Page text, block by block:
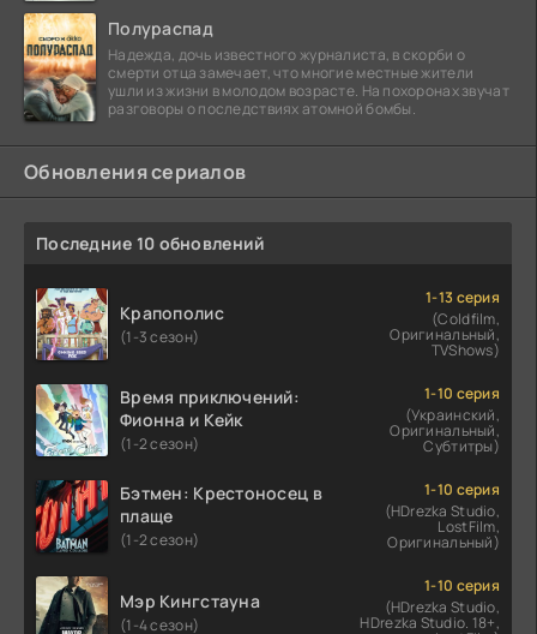
Полураспад
Надежда, дочь известного журналиста, в скорби о
смерти отца замечает, что многие местные жители
ушли из жизни в молодом возрасте. На похоронах звучат
разговоры о последствиях атомной бомбы.
Обновления сериалов
Последние 10 обновлений
Крапополис
(1-3 сезон)
1-13 серия
(Coldfilm,
Оригинальный,
TVShows)
Время приключений:
Фионна и Кейк
(1-2 сезон)
1-10 серия
(Украинский,
Оригинальный,
Субтитры)
Бэтмен: Крестоносец в
плаще
(1-2 сезон)
1-10 серия
(HDrezka Studio,
LostFilm,
Оригинальный)
Мэр Кингстауна
(1-4 сезон)
1-10 серия
(HDrezka Studio,
HDrezka Studio. 18+,